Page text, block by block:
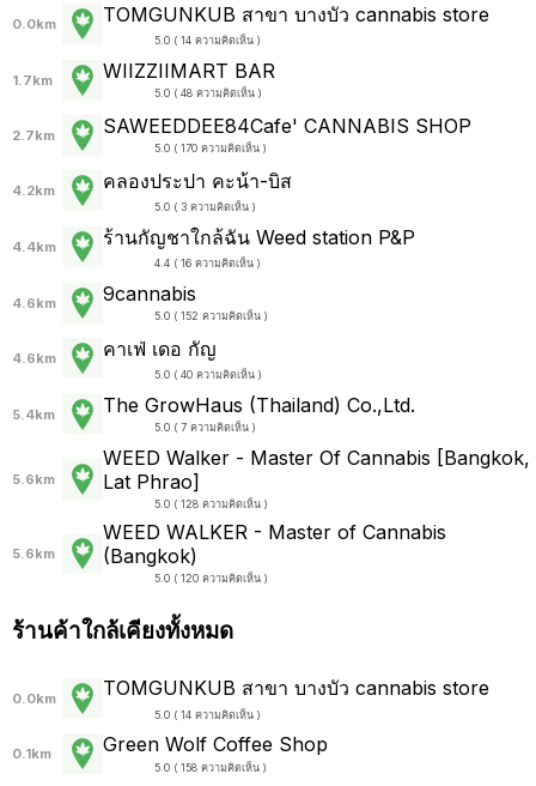
0.0km TOMGUNKUB สาขา บางบัว cannabis store
5.0 ( 14 ความคิดเห็น )
1.7km WIIZZIIMART BAR
5.0 ( 48 ความคิดเห็น )
2.7km SAWEEDDEE84Cafe' CANNABIS SHOP
5.0 ( 170 ความคิดเห็น )
4.2km คลองประปา คะน้า-บิส
5.0 ( 3 ความคิดเห็น )
4.4km ร้านกัญชาใกล้ฉัน Weed station P&P
4.4 ( 16 ความคิดเห็น )
4.6km 9cannabis
5.0 ( 152 ความคิดเห็น )
4.6km คาเฟ่ เดอ กัญ
5.0 ( 40 ความคิดเห็น )
5.4km The GrowHaus (Thailand) Co.,Ltd.
5.0 ( 7 ความคิดเห็น )
5.6km
WEED Walker - Master Of Cannabis [Bangkok,
Lat Phrao]
5.0 ( 128 ความคิดเห็น )
5.6km
WEED WALKER - Master of Cannabis
(Bangkok)
5.0 ( 120 ความคิดเห็น )
ร้านค้าใกล้เคียงทั้งหมด
0.0km TOMGUNKUB สาขา บางบัว cannabis store
5.0 ( 14 ความคิดเห็น )
0.1km Green Wolf Coffee Shop
5.0 ( 158 ความคิดเห็น )